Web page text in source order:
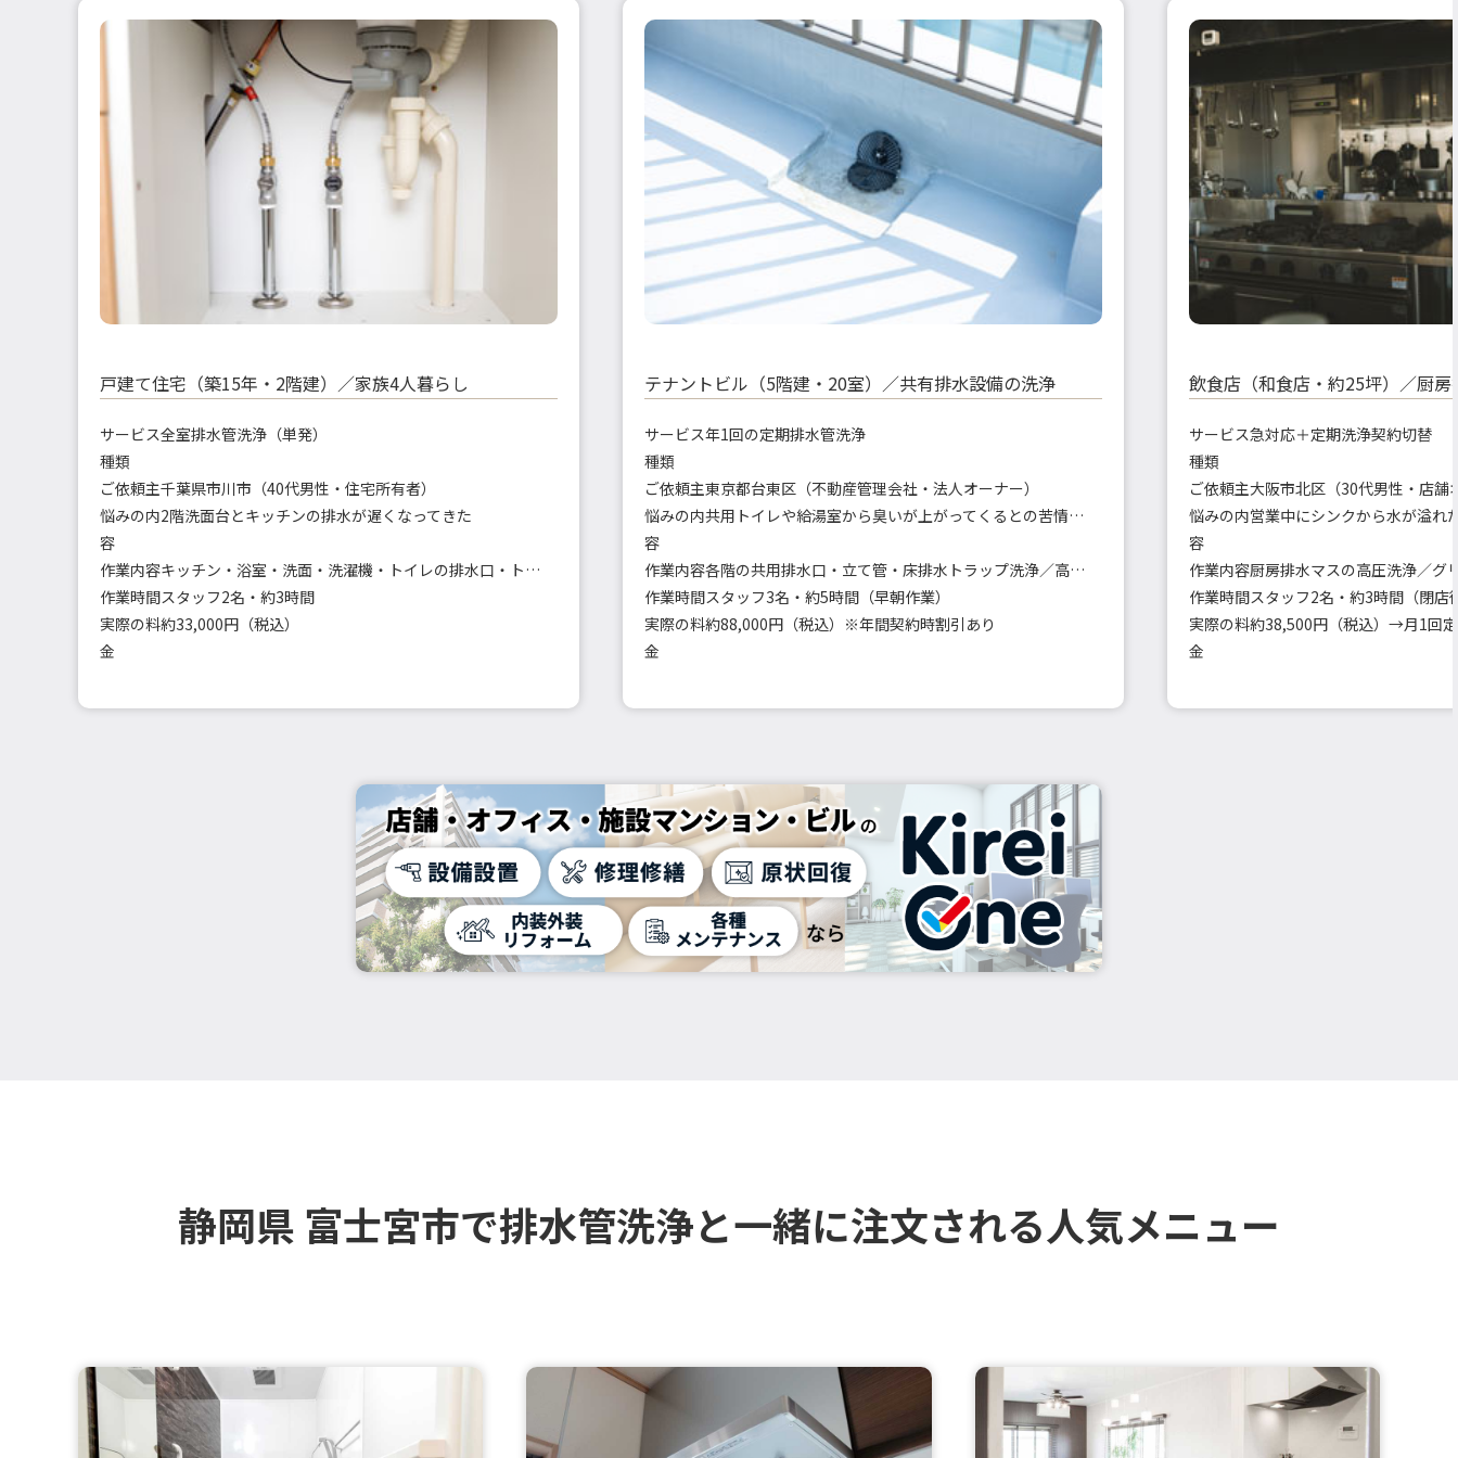
戸建て住宅（築15年・2階建）／家族4人暮らし
サービス
種類
全室排水管洗浄（単発）
ご依頼主千葉県市川市（40代男性・住宅所有者）
悩みの内
容
2階洗面台とキッチンの排水が遅くなってきた
作業内容
キッチン・浴室・洗面・洗濯機・トイレの排水口・トラップ洗浄
作業時間スタッフ2名・約3時間
実際の料
金
約33,000円（税込）
テナントビル（5階建・20室）／共有排水設備の洗浄
サービス
種類
年1回の定期排水管洗浄
ご依頼主東京都台東区（不動産管理会社・法人オーナー）
悩みの内
容
共用トイレや給湯室から臭いが上がってくるとの苦情が増加
作業内容
各階の共用排水口・立て管・床排水トラップ洗浄／高圧洗浄車使用
作業時間スタッフ3名・約5時間（早朝作業）
実際の料
金
約88,000円（税込）※年間契約時割引あり
飲食店（和食店・約25坪）／厨
サービス
種類
急対応＋定期洗浄契約切替
ご依頼主大阪市北区（30代男性・店舗
悩みの内
容
営業中にシンクから水が溢れ
作業内容
作業時間スタッフ2名・約3時間（閉店
実際の料
金
静岡県 富士宮市で排水管洗浄と一緒に注文される人気メニュー